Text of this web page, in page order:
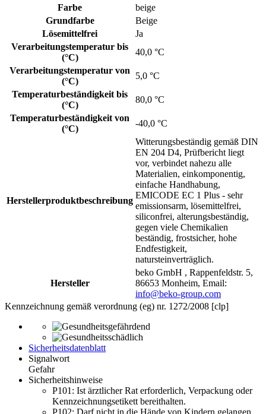
Farbe
beige
Grundfarbe
Beige
Lösemittelfrei
Ja
Verarbeitungstemperatur bis
(°C)
40,0 °C
Verarbeitungstemperatur von
(°C)
5,0 °C
Temperaturbeständigkeit bis
(°C)
80,0 °C
Temperaturbeständigkeit von
(°C)
-40,0 °C
Herstellerproduktbeschreibung
Witterungsbeständig gemäß DIN
EN 204 D4, Prüfbericht liegt
vor, verbindet nahezu alle
Materialien, einkomponentig,
einfache Handhabung,
EMICODE EC 1 Plus - sehr
emissionsarm, lösemittelfrei,
siliconfrei, alterungsbeständig,
gegen viele Chemikalien
beständig, frostsicher, hohe
Endfestigkeit,
natursteinverträglich.
Hersteller
beko GmbH , Rappenfeldstr. 5,
86653 Monheim, Email:
info@beko-group.com
Kennzeichnung gemäß verordnung (eg) nr. 1272/2008 [clp]
Sicherheitsdatenblatt
Signalwort
Gefahr
Sicherheitshinweise
P101: Ist ärztlicher Rat erforderlich, Verpackung oder
Kennzeichnungsetikett bereithalten.
P102: Darf nicht in die Hände von Kindern gelangen.